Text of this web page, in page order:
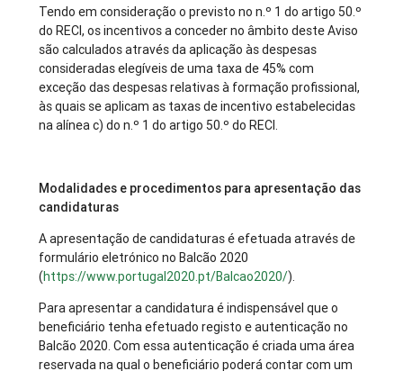
Tendo em consideração o previsto no n.º 1 do artigo 50.º
do RECI, os incentivos a conceder no âmbito deste Aviso
são calculados através da aplicação às despesas
consideradas elegíveis de uma taxa de 45% com
exceção das despesas relativas à formação profissional,
às quais se aplicam as taxas de incentivo estabelecidas
na alínea c) do n.º 1 do artigo 50.º do RECI.
Modalidades e procedimentos para apresentação das
candidaturas
A apresentação de candidaturas é efetuada através de
formulário eletrónico no Balcão 2020
(https://www.portugal2020.pt/Balcao2020/).
Para apresentar a candidatura é indispensável que o
beneficiário tenha efetuado registo e autenticação no
Balcão 2020. Com essa autenticação é criada uma área
reservada na qual o beneficiário poderá contar com um